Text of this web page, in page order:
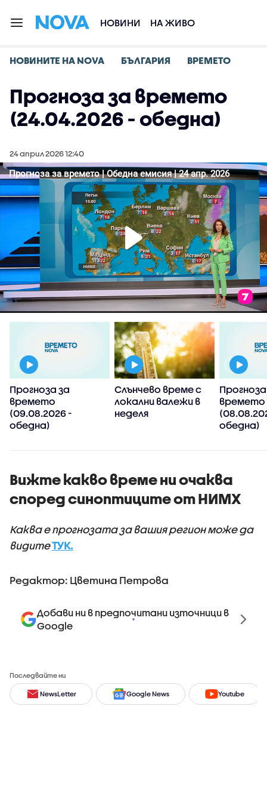
НОВИНИ НА ЖИВО
НОВИНИТЕ НА NOVA БЪЛГАРИЯ ВРЕМЕТО
Прогноза за времето
(24.04.2026 - обедна)
24 април 2026 12:40
Прогноза за
времето
(09.08.2026 -
обедна)
Слънчево време с
локални валежи в
неделя
времето
обедна)
Вижте какво време ни очаква
според синоптиците от НИМХ
Каква е прогнозата за вашия регион може да
видитеТУК.
Редактор: Цветина Петрова
Добави ни в предпочитани източници в
Google
Последвайте ни
NewsLetter Google News Youtube